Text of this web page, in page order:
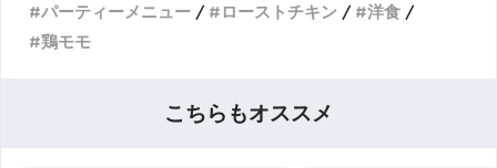
パーティーメニュー
ローストチキン
洋食
鶏モモ
こちらもオススメ